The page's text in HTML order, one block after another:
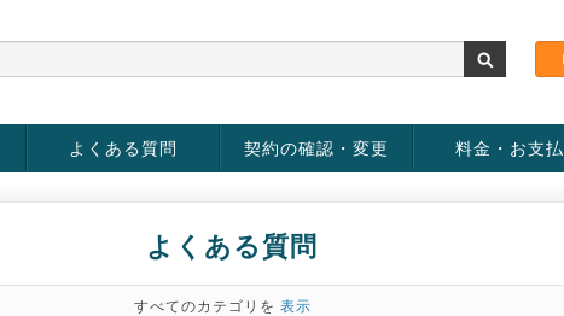
よくある質問 契約の確認・変更 料金・お支払
よくある質問
すべてのカテゴリを 表示